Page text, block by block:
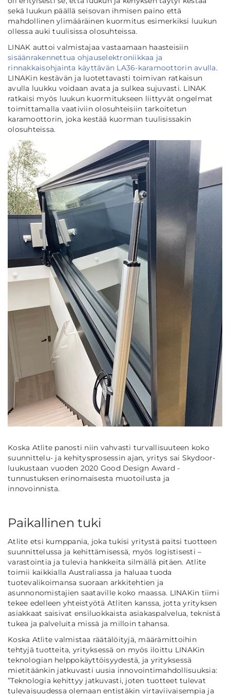
sekä luukun päällä seisovan ihmisen paino että
mahdollinen ylimääräinen kuormitus esimerkiksi luukun
ollessa auki tuulisissa olosuhteissa.
LINAK auttoi valmistajaa vastaamaan haasteisiin
sisäänrakennettua ohjauselektroniikkaa ja
rinnakkaisohjainta käyttävän LA36-karamoottorin avulla.
LINAKin kestävän ja luotettavasti toimivan ratkaisun
avulla luukku voidaan avata ja sulkea sujuvasti. LINAK
ratkaisi myös luukun kuormitukseen liittyvät ongelmat
toimittamalla vaativiin olosuhteisiin tarkoitetun
karamoottorin, joka kestää kuorman tuulisissakin
olosuhteissa.
Koska Atlite panosti niin vahvasti turvallisuuteen koko
suunnittelu- ja kehitysprosessin ajan, yritys sai Skydoor-
luukustaan vuoden 2020 Good Design Award -
tunnustuksen erinomaisesta muotoilusta ja
innovoinnista.
Paikallinen tuki
Atlite etsi kumppania, joka tukisi yritystä paitsi tuotteen
suunnittelussa ja kehittämisessä, myös logistisesti –
varastointia ja tulevia hankkeita silmällä pitäen. Atlite
toimii kaikkialla Australiassa ja haluaa tuoda
tuotevalikoimansa suoraan arkkitehtien ja
asunnonomistajien saataville koko maassa. LINAKin tiimi
tekee edelleen yhteistyötä Atliten kanssa, jotta yrityksen
asiakkaat saisivat ensiluokkaista asiakaspalvelua, teknistä
tukea ja palveluita missä ja milloin tahansa.
Koska Atlite valmistaa räätälöityjä, määrämittoihin
tehtyjä tuotteita, yrityksessä on myös iloittu LINAKin
teknologian helppokäyttöisyydestä, ja yrityksessä
mietitäänkin jatkuvasti uusia innovointimahdollisuuksia:
”Teknologia kehittyy jatkuvasti, joten tuotteet tulevat
tulevaisuudessa olemaan entistäkin virtaviivaisempia ja